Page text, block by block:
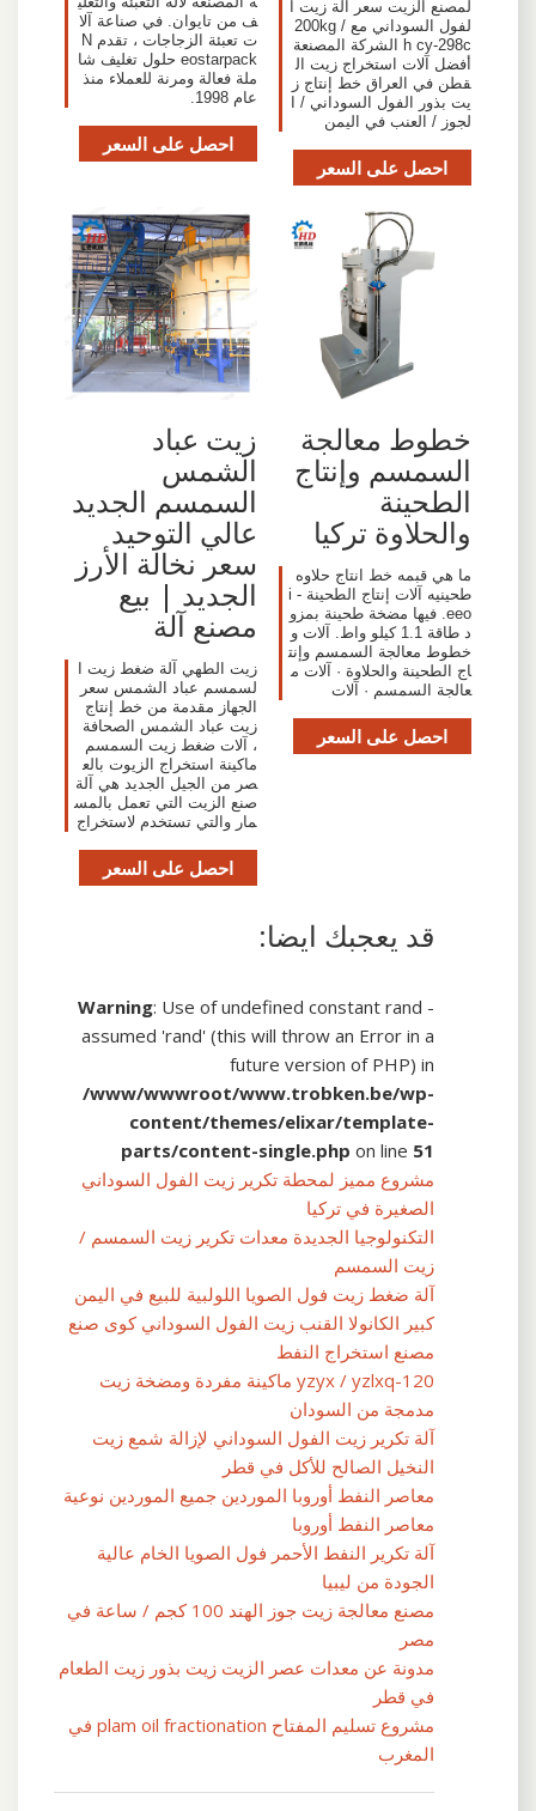
لمصنع الزيت سعر آلة زيت ا
لفول السوداني مع 200kg /
h cy-298c الشركة المصنعة
أفضل آلات استخراج زيت ال
قطن في العراق خط إنتاج ز
يت بذور الفول السوداني / ا
لجوز / العنب في اليمن
احصل على السعر
ف من تايوان. في صناعة آلا
ت تعبئة الزجاجات ، تقدم N
eostarpack حلول تغليف شا
ملة فعالة ومرنة للعملاء منذ
عام 1998.
احصل على السعر
خطوط معالجة
السمسم وإنتاج
الطحينة
والحلاوة تركيا
ما هي قبمه خط انتاج حلاوه
طحينيه آلات إنتاج الطحينة - i
eeo. فيها مضخة طحينة بمزو
د طاقة 1.1 كيلو واط. آلات و
خطوط معالجة السمسم وإنت
اج الطحينة والحلاوة · آلات م
عالجة السمسم · آلات
احصل على السعر
زيت عباد
الشمس
السمسم الجديد
عالي التوحيد
سعر نخالة الأرز
الجديد | بيع
مصنع آلة
زيت الطهي آلة ضغط زيت ا
لسمسم عباد الشمس سعر
الجهاز مقدمة من خط إنتاج
زيت عباد الشمس الصحافة
، آلات ضغط زيت السمسم
ماكينة استخراج الزيوت بالع
صر من الجيل الجديد هي آلة
صنع الزيت التي تعمل بالمس
مار والتي تستخدم لاستخراج
احصل على السعر
قد يعجبك ايضا:
Warning: Use of undefined constant rand -
assumed 'rand' (this will throw an Error in a
future version of PHP) in
/www/wwwroot/www.trobken.be/wp-
content/themes/elixar/template-
parts/content-single.php on line 51
مشروع مميز لمحطة تكرير زيت الفول السوداني
الصغيرة في تركيا
التكنولوجيا الجديدة معدات تكرير زيت السمسم /
زيت السمسم
آلة ضغط زيت فول الصويا اللولبية للبيع في اليمن
كبير الكانولا القنب زيت الفول السوداني كوى صنع
مصنع استخراج النفط
yzyx / yzlxq-120 ماكينة مفردة ومضخة زيت
مدمجة من السودان
آلة تكرير زيت الفول السوداني لإزالة شمع زيت
النخيل الصالح للأكل في قطر
معاصر النفط أوروبا الموردين جميع الموردين نوعية
معاصر النفط أوروبا
آلة تكرير النفط الأحمر فول الصويا الخام عالية
الجودة من ليبيا
مصنع معالجة زيت جوز الهند 100 كجم / ساعة في
مصر
مدونة عن معدات عصر الزيت زيت بذور زيت الطعام
في قطر
مشروع تسليم المفتاح plam oil fractionation في
المغرب